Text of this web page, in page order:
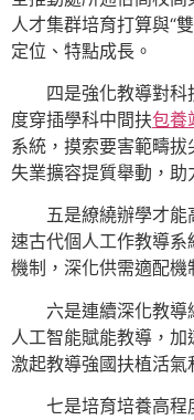
人才集群培育打算與“
定位、特點成長。
四是強化教導對科
度穿插學科中間扶包養
系統，摸索要害範疇
失業擴容提質舉動，助
五是繚繞辦學才
速古代個人工作教導
機制，深化供需適配機
六是連續深化教
人工智能賦能教導，加
激起教導強國扶植活氣
七是培育培養高